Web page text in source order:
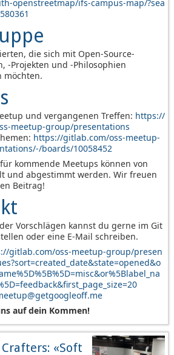
openstreetmap/ifs-campus-map/?sea
die sich mit Open-Source-
-Projekten und -Philosophien
möchten.
und vergangenen Treffen: https://
meetup-group/presentations
https://gitlab.com/oss-meetup-
boards/10058452
kommende Meetups können von
und abgestimmt werden. Wir freuen
Beitrag!
Vorschlägen kannst du gerne im Git
oder eine E-Mail schreiben.
gitlab.com/oss-meetup-group/presen
auf dein Kommen!
«Soft